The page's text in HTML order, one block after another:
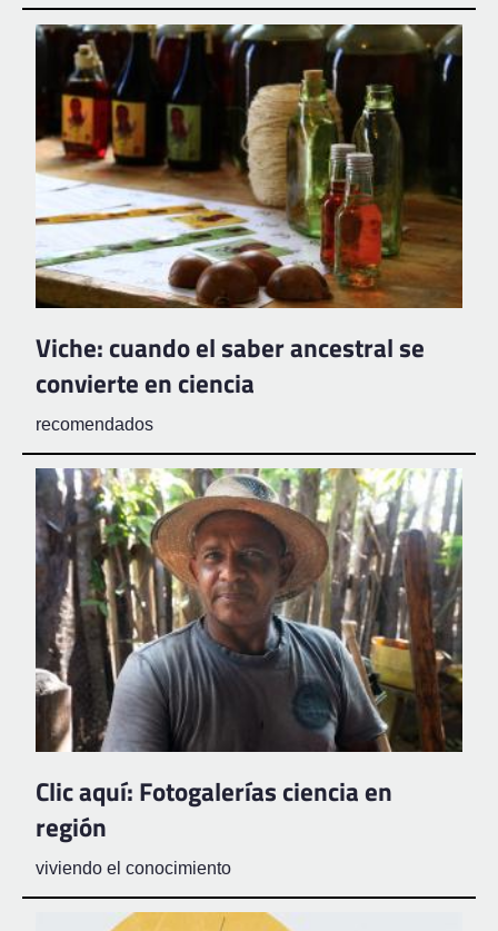
Viche: cuando el saber ancestral se
convierte en ciencia
recomendados
Clic aquí: Fotogalerías ciencia en
región
viviendo el conocimiento